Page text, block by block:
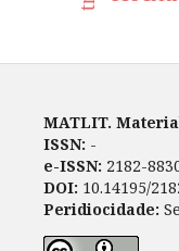
MATLIT.
ISSN: -
e-ISSN: 2182-
DOI: 10.14195/
Peridiocidade: